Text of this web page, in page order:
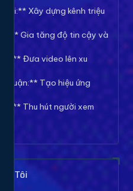
Xây dựng kênh triệu
Gia tăng độ tin cậy và
Đưa video lên xu
luận:** Tạo hiệu ứng
Thu hút người xem
Tôi